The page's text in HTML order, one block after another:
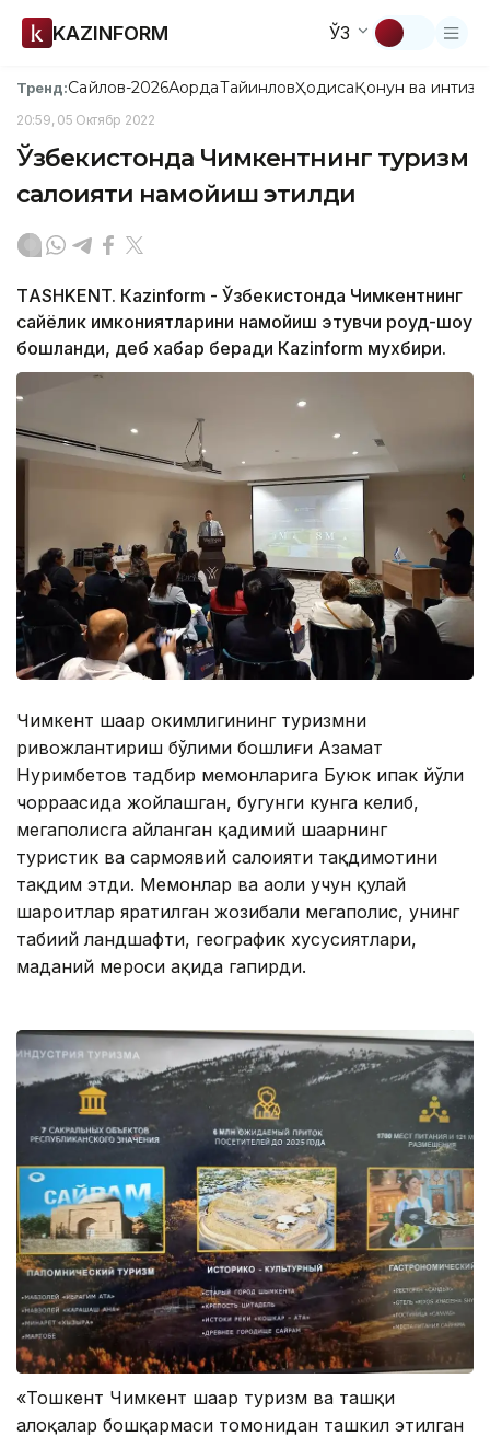
KAZINFORM ЎЗ
Тренд:Сайлов-2026АқордаТайинловҲодисаҚонун ва
20:59, 05 Октябр 2022
Ўзбекистонда Чимкентнинг туризм
салоҳияти намойиш этилди
ТASHKENT. Кazinform - Ўзбекистонда Чимкентнинг
сайёҳлик имкониятларини намойиш этувчи роуд-шоу
бошланди, деб хабар беради Кazinform мухбири.
Чимкент шаҳар ҳокимлигининг туризмни
ривожлантириш бўлими бошлиғи Азамат
Нуримбетов тадбир меҳмонларига Буюк ипак йўли
чорраҳасида жойлашган, бугунги кунга келиб,
мегаполисга айланган қадимий шаҳарнинг
туристик ва сармоявий салоҳияти тақдимотини
тақдим этди. Меҳмонлар ва аҳоли учун қулай
шароитлар яратилган жозибали мегаполис, унинг
табиий ландшафти, географик хусусиятлари,
маданий мероси ҳақида гапирди.
«Тошкент Чимкент шаҳар туризм ва ташқи
алоқалар бошқармаси томонидан ташкил этилган